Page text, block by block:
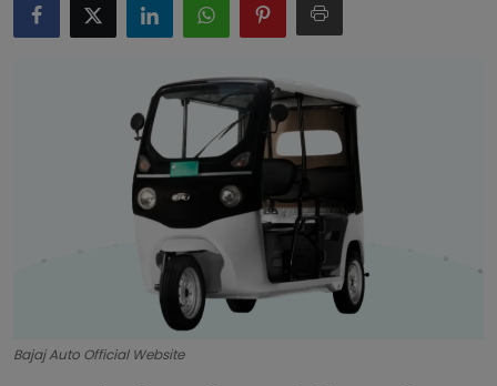
टेक्नोलॉजी
Bajaj Auto Official Website